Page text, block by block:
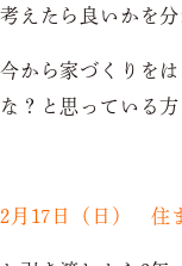
考えたら良いかを
今から家づくりを
な？と思っている
2月17日（日） 住